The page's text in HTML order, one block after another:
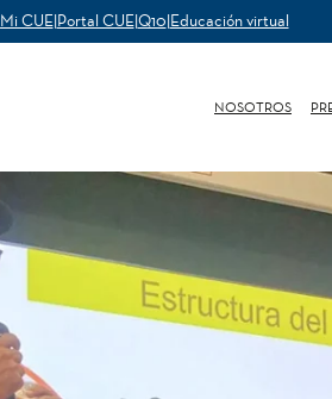
Mi CUE|Portal CUE|Q10|Educación virtual
NOSOTROS